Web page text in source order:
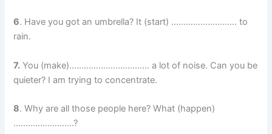
6. Have you got an umbrella? It (start) ……………………… to
rain.
7. You (make)…………………………… a lot of noise. Can you be
quieter? I am trying to concentrate.
8. Why are all those people here? What (happen)
…………………….?